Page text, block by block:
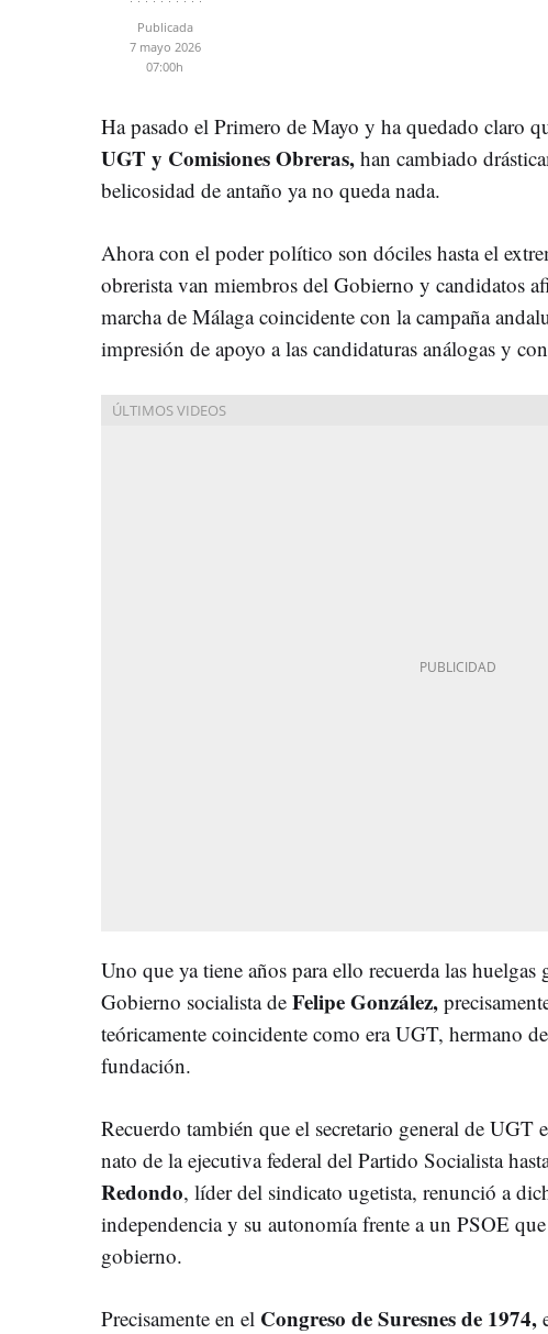
Publicada
7 mayo 2026
07:00h
Ha pasado el Primero de Mayo y ha quedado claro
UGT y Comisiones Obreras, han cambiado
belicosidad de antaño ya no queda nada.
Ahora con el poder político son dóciles hasta el
obrerista van miembros del Gobierno y candidatos
marcha de Málaga coincidente con la campaña
impresión de apoyo a las candidaturas análogas y
Uno que ya tiene años para ello recuerda las huelgas
Gobierno socialista de Felipe González,
teóricamente coincidente como era UGT, hermano
fundación.
Recuerdo también que el secretario general de
nato de la ejecutiva federal del Partido Socialista
Redondo, líder del sindicato ugetista, renunció a
independencia y su autonomía frente a un PSOE
gobierno.
Precisamente en el Congreso de Suresnes de 1974,